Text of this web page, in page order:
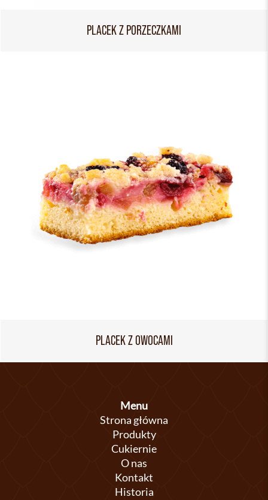
PLACEK Z PORZECZKAMI
PLACEK Z OWOCAMI
Menu
Strona główna
Produkty
Cukiernie
O nas
Kontakt
Historia